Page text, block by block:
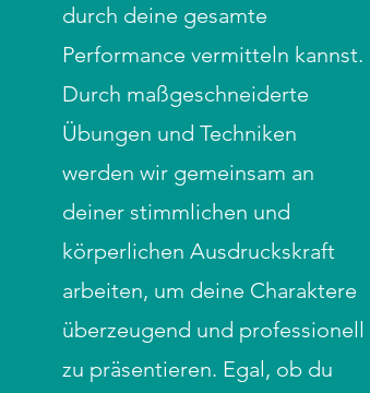
durch deine gesamte
Performance vermitteln kannst.
Durch maßgeschneiderte
Übungen und Techniken
werden wir gemeinsam an
deiner stimmlichen und
körperlichen Ausdruckskraft
arbeiten, um deine Charaktere
überzeugend und professionell
zu präsentieren. Egal, ob du